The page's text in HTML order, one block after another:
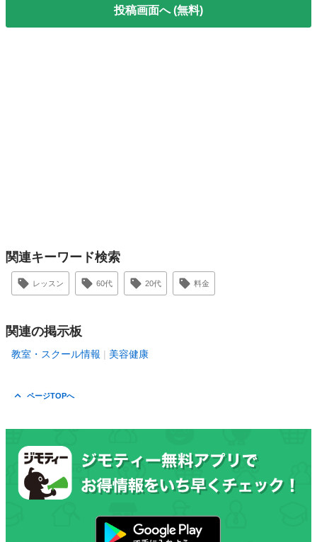
投稿画面へ (無料)
関連キーワード検索
レッスン 60代 20代 料金
関連の掲示板
教室・スクール情報 美容健康
ページTOPへ